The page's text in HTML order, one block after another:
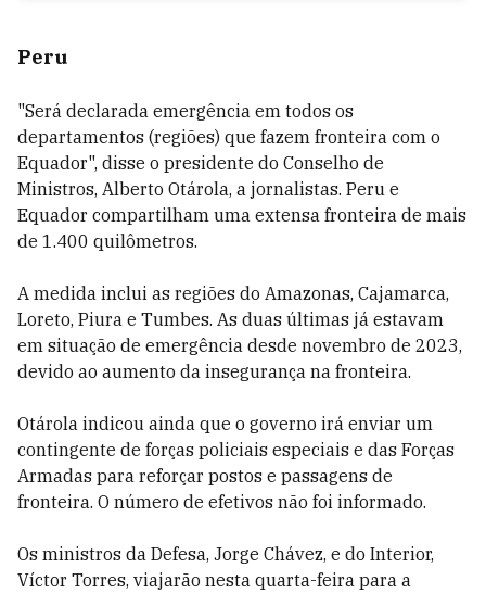
Peru
"Será declarada emergência em todos os
departamentos (regiões) que fazem fronteira com o
Equador", disse o presidente do Conselho de
Ministros, Alberto Otárola, a jornalistas. Peru e
Equador compartilham uma extensa fronteira de mais
de 1.400 quilômetros.
A medida inclui as regiões do Amazonas, Cajamarca,
Loreto, Piura e Tumbes. As duas últimas já estavam
em situação de emergência desde novembro de 2023,
devido ao aumento da insegurança na fronteira.
Otárola indicou ainda que o governo irá enviar um
contingente de forças policiais especiais e das Forças
Armadas para reforçar postos e passagens de
fronteira. O número de efetivos não foi informado.
Os ministros da Defesa, Jorge Chávez, e do Interior,
Víctor Torres, viajarão nesta quarta-feira para a